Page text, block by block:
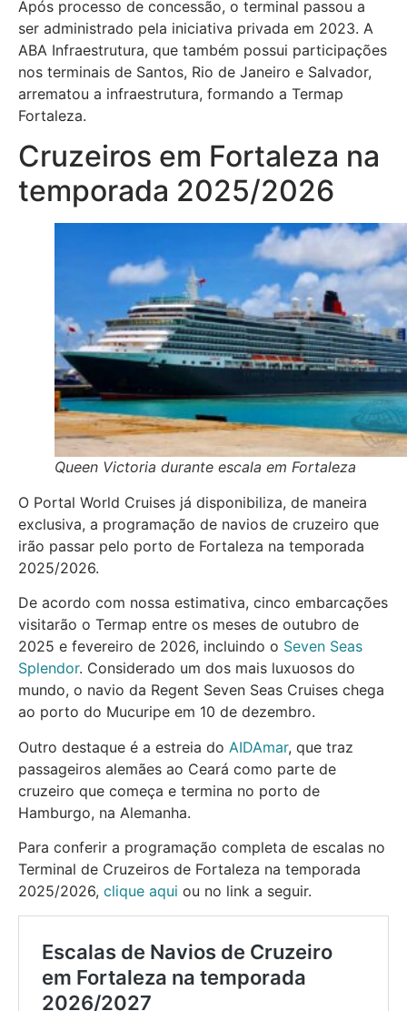
Após processo de concessão, o terminal passou a
ser administrado pela iniciativa privada em 2023. A
ABA Infraestrutura, que também possui participações
nos terminais de Santos, Rio de Janeiro e Salvador,
arrematou a infraestrutura, formando a Termap
Fortaleza.
Cruzeiros em Fortaleza na
temporada 2025/2026
Queen Victoria durante escala em Fortaleza
O Portal World Cruises já disponibiliza, de maneira
exclusiva, a programação de navios de cruzeiro que
irão passar pelo porto de Fortaleza na temporada
2025/2026.
De acordo com nossa estimativa, cinco embarcações
visitarão o Termap entre os meses de outubro de
2025 e fevereiro de 2026, incluindo o Seven Seas
Splendor. Considerado um dos mais luxuosos do
mundo, o navio da Regent Seven Seas Cruises chega
ao porto do Mucuripe em 10 de dezembro.
Outro destaque é a estreia do AIDAmar, que traz
passageiros alemães ao Ceará como parte de
cruzeiro que começa e termina no porto de
Hamburgo, na Alemanha.
Para conferir a programação completa de escalas no
Terminal de Cruzeiros de Fortaleza na temporada
2025/2026, clique aqui ou no link a seguir.